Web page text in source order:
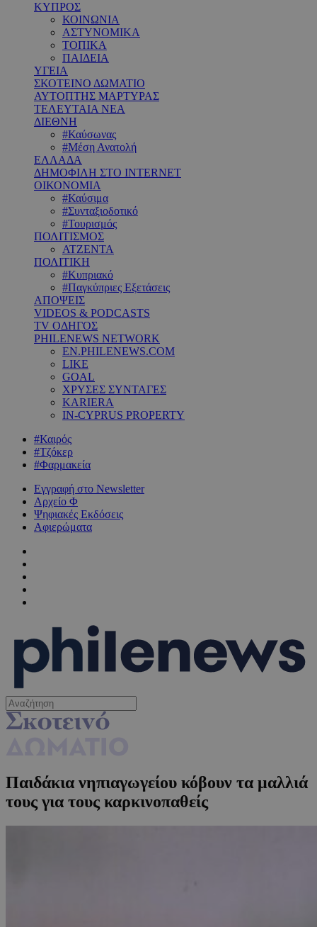
ΚΥΠΡΟΣ
ΚΟΙΝΩΝΙΑ
ΑΣΤΥΝΟΜΙΚΑ
ΤΟΠΙΚΑ
ΠΑΙΔΕΙΑ
ΥΓΕΙΑ
ΣΚΟΤΕΙΝΟ ΔΩΜΑΤΙΟ
ΑΥΤΟΠΤΗΣ ΜΑΡΤΥΡΑΣ
ΤΕΛΕΥΤΑΙΑ ΝΕΑ
ΔΙΕΘΝΗ
#Καύσωνας
#Μέση Ανατολή
ΕΛΛΑΔΑ
ΔΗΜΟΦΙΛΗ ΣΤΟ INTERNET
ΟΙΚΟΝΟΜΙΑ
#Καύσιμα
#Συνταξιοδοτικό
#Τουρισμός
ΠΟΛΙΤΙΣΜΟΣ
ΑΤΖΕΝΤΑ
ΠΟΛΙΤΙΚΗ
#Κυπριακό
#Παγκύπριες Εξετάσεις
ΑΠΟΨΕΙΣ
VIDEOS & PODCASTS
TV ΟΔΗΓΟΣ
PHILENEWS NETWORK
EN.PHILENEWS.COM
LIKE
GOAL
ΧΡΥΣΕΣ ΣΥΝΤΑΓΕΣ
KARIERA
IN-CYPRUS PROPERTY
#Καιρός
#Τζόκερ
#Φαρμακεία
Εγγραφή στο Newsletter
Αρχείο Φ
Ψηφιακές Εκδόσεις
Αφιερώματα
Παιδάκια νηπιαγωγείου κόβουν τα μαλλιά
τους για τους καρκινοπαθείς